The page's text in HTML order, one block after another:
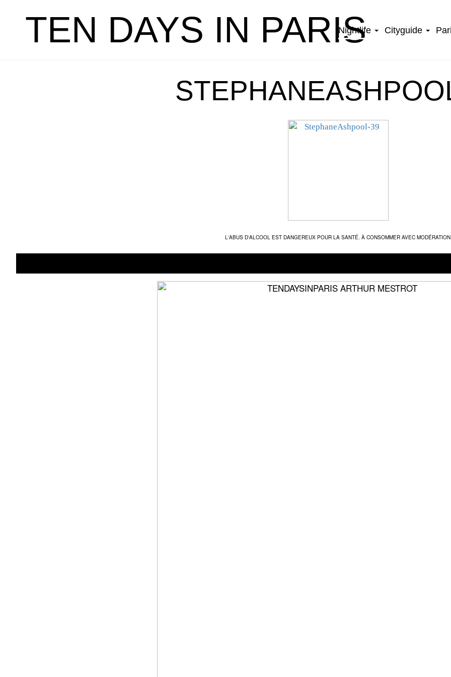
TEN DAYS IN PARIS
Nightlife Cityguide
L'ABUS D'ALCOOL EST DANGEREUX POUR LA SANTÉ. À CONSOMMER AVEC